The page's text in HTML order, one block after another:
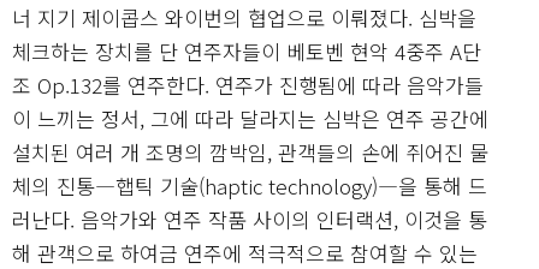
너 지기 제이콥스 와이번의 협업으로 이뤄졌다. 심박을
체크하는 장치를 단 연주자들이 베토벤 현악 4중주 A단
조 Op.132를 연주한다. 연주가 진행됨에 따라 음악가들
이 느끼는 정서, 그에 따라 달라지는 심박은 연주 공간에
설치된 여러 개 조명의 깜박임, 관객들의 손에 쥐어진 물
체의 진통―햅틱 기술(haptic technology)―을 통해 드
러난다. 음악가와 연주 작품 사이의 인터랙션, 이것을 통
해 관객으로 하여금 연주에 적극적으로 참여할 수 있는